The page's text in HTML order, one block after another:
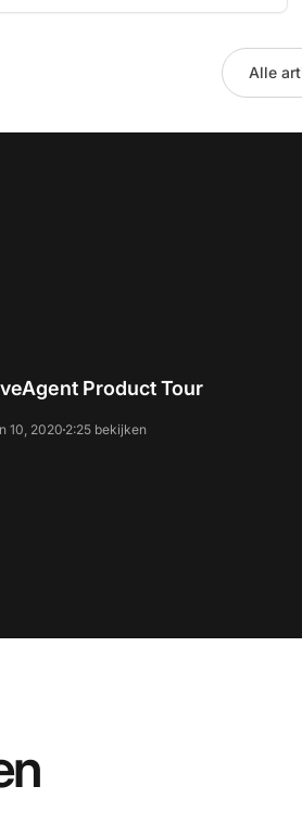
Alle
Product Tour
10, 2020 2:25 bekijken